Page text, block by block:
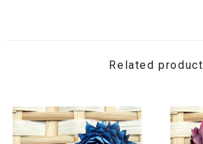
Related product